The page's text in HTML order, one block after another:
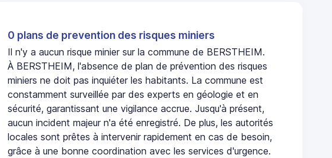
0 plans de prevention des risques miniers
Il n'y a aucun risque minier sur la commune de BERSTHEIM.
À BERSTHEIM, l'absence de plan de prévention des risques
miniers ne doit pas inquiéter les habitants. La commune est
constamment surveillée par des experts en géologie et en
sécurité, garantissant une vigilance accrue. Jusqu'à présent,
aucun incident majeur n'a été enregistré. De plus, les autorités
locales sont prêtes à intervenir rapidement en cas de besoin,
grâce à une bonne coordination avec les services d'urgence.